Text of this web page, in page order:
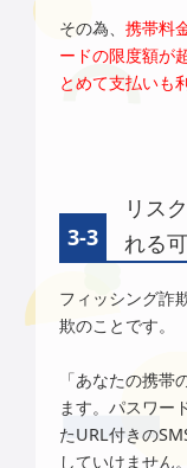
その為、 携帯料
ードの限度額が
とめて支払いも
リス
れる
フィッシング詐
欺のことです。
「あなたの携
ます。パスワー
たURL付きの
していけません。